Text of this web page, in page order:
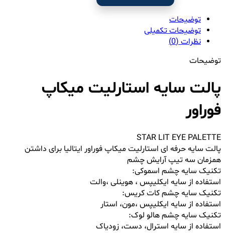
توضیحات
توضیحات تکمیلی
نظرات (0)
توضیحات
پالت سایه استارلیت میکاپ
فوراور
STAR LIT EYE PALETTE
پالت سایه حرفه ای استارلیت میکاپ فوراور ایتالیا برای داشتن
همزمان سه تیپ آرایش چشم
تکنیک سایه چشم اسموکی:
استفاده از سایه ایکلیپس ، هوینلی ،والت
تکنیک سایه چشم کات کریس:
استفاده از سایه ایکلیپس ،مون، استار
تکنیک سایه چشم هالو لوک:
استفاده از سایه استرال، دست، زودیاک